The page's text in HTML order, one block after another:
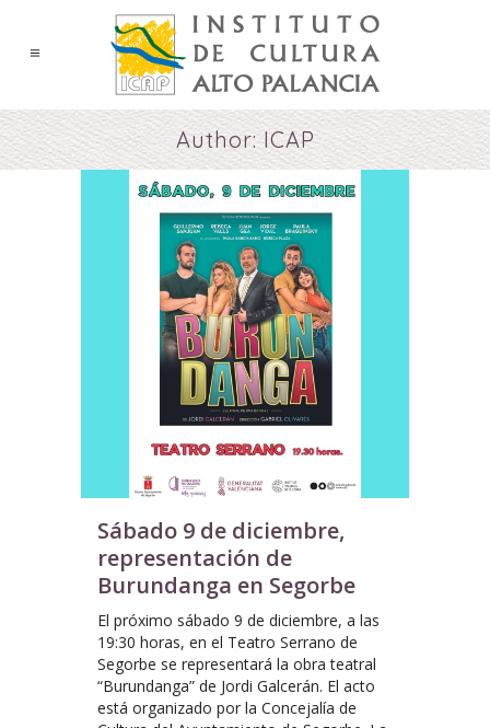
Author: ICAP
Sábado 9 de diciembre,
representación de
Burundanga en Segorbe
El próximo sábado 9 de diciembre, a las
19:30 horas, en el Teatro Serrano de
Segorbe se representará la obra teatral
“Burundanga” de Jordi Galcerán. El acto
está organizado por la Concejalía de